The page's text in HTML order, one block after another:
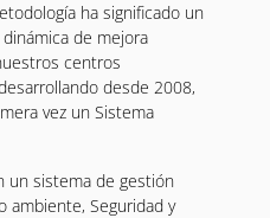
ha significado un
de mejora
centros
desde 2008,
vez un Sistema
un sistema de gestión
ambiente, Seguridad y